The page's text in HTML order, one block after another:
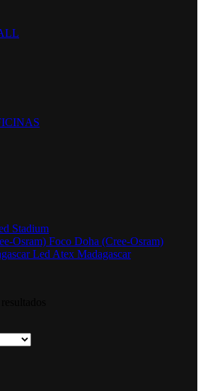
Stadium
Foco Doha (Cree-Osram)
Led Atex Madagascar